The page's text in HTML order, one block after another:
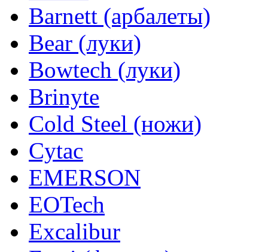
Barnett (арбалеты)
Bear (луки)
Bowtech (луки)
Brinyte
Cold Steel (ножи)
Cytac
EMERSON
EOTech
Excalibur